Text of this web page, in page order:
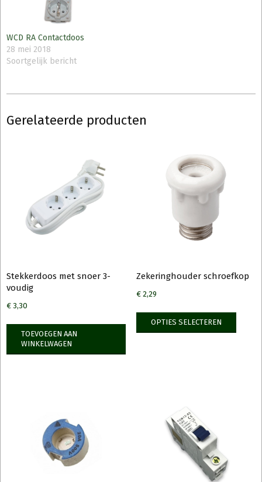
WCD RA Contactdoos
28 mei 2018
Soortgelijk bericht
Gerelateerde producten
Stekkerdoos met snoer 3-
voudig
€ 3,30
TOEVOEGEN AAN
WINKELWAGEN
Zekeringhouder schroefkop
€2,29
OPTIES SELECTEREN
Dit